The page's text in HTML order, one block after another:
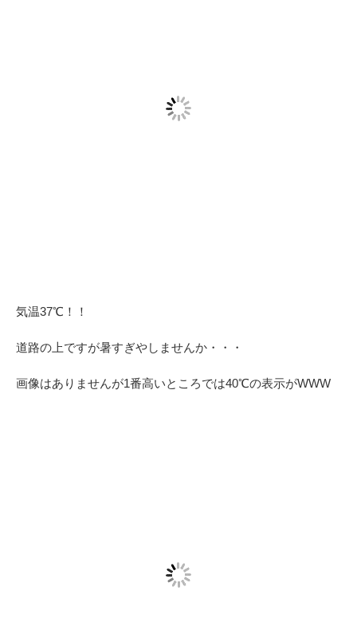
気温37℃！！
道路の上ですが暑すぎやしませんか・・・
画像はありませんが1番高いところでは40℃の表示がWWW